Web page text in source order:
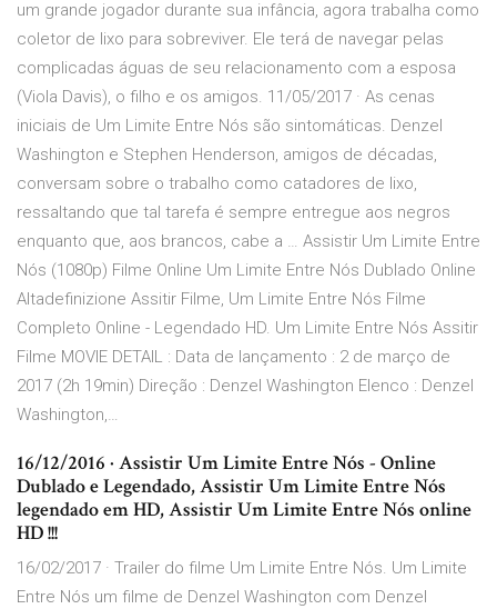
um grande jogador durante sua infância, agora trabalha como
coletor de lixo para sobreviver. Ele terá de navegar pelas
complicadas águas de seu relacionamento com a esposa
(Viola Davis), o filho e os amigos. 11/05/2017 · As cenas
iniciais de Um Limite Entre Nós são sintomáticas. Denzel
Washington e Stephen Henderson, amigos de décadas,
conversam sobre o trabalho como catadores de lixo,
ressaltando que tal tarefa é sempre entregue aos negros
enquanto que, aos brancos, cabe a … Assistir Um Limite Entre
Nós (1080p) Filme Online Um Limite Entre Nós Dublado Online
Altadefinizione Assitir Filme, Um Limite Entre Nós Filme
Completo Online - Legendado HD. Um Limite Entre Nós Assitir
Filme MOVIE DETAIL : Data de lançamento : 2 de março de
2017 (2h 19min) Direção : Denzel Washington Elenco : Denzel
Washington,…
16/12/2016 · Assistir Um Limite Entre Nós - Online
Dublado e Legendado, Assistir Um Limite Entre Nós
legendado em HD, Assistir Um Limite Entre Nós online
HD !!!
16/02/2017 · Trailer do filme Um Limite Entre Nós. Um Limite
Entre Nós um filme de Denzel Washington com Denzel